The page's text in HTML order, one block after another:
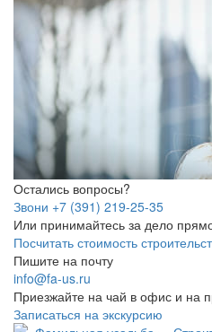
Остались вопросы?
Звони +7 (391) 219-25-35
Или принимайтесь за дело
Посчитать стоимость
Пишите на почту
info@fa-us.ru
Приезжайте на чай в офис и на
Записаться на экскурсию